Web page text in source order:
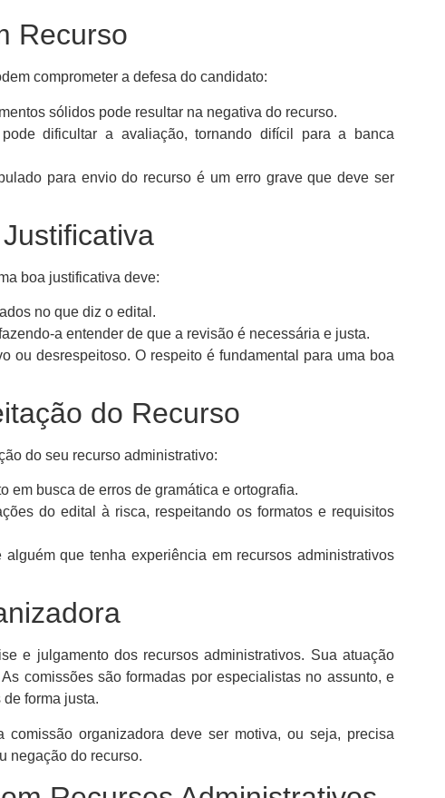
Recurso
comprometer a defesa do candidato:
sólidos pode resultar na negativa do recurso.
dificultar a avaliação, tornando difícil para a banca
para envio do recurso é um erro grave que deve ser
boa justificativa deve:
no que diz o edital.
a entender de que a revisão é necessária e justa.
ou desrespeitoso. O respeito é fundamental para uma boa
do Recurso
do seu recurso administrativo:
em busca de erros de gramática e ortografia.
do edital à risca, respeitando os formatos e requisitos
que tenha experiência em recursos administrativos
e julgamento dos recursos administrativos. Sua atuação
comissões são formadas por especialistas no assunto, e
forma justa.
organizadora deve ser motiva, ou seja, precisa
negação do recurso.